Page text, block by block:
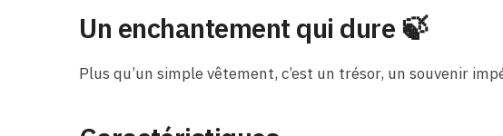
Un enchantement qui dure 🍃
Plus qu’un simple vêtement, c’est un trésor, un souvenir